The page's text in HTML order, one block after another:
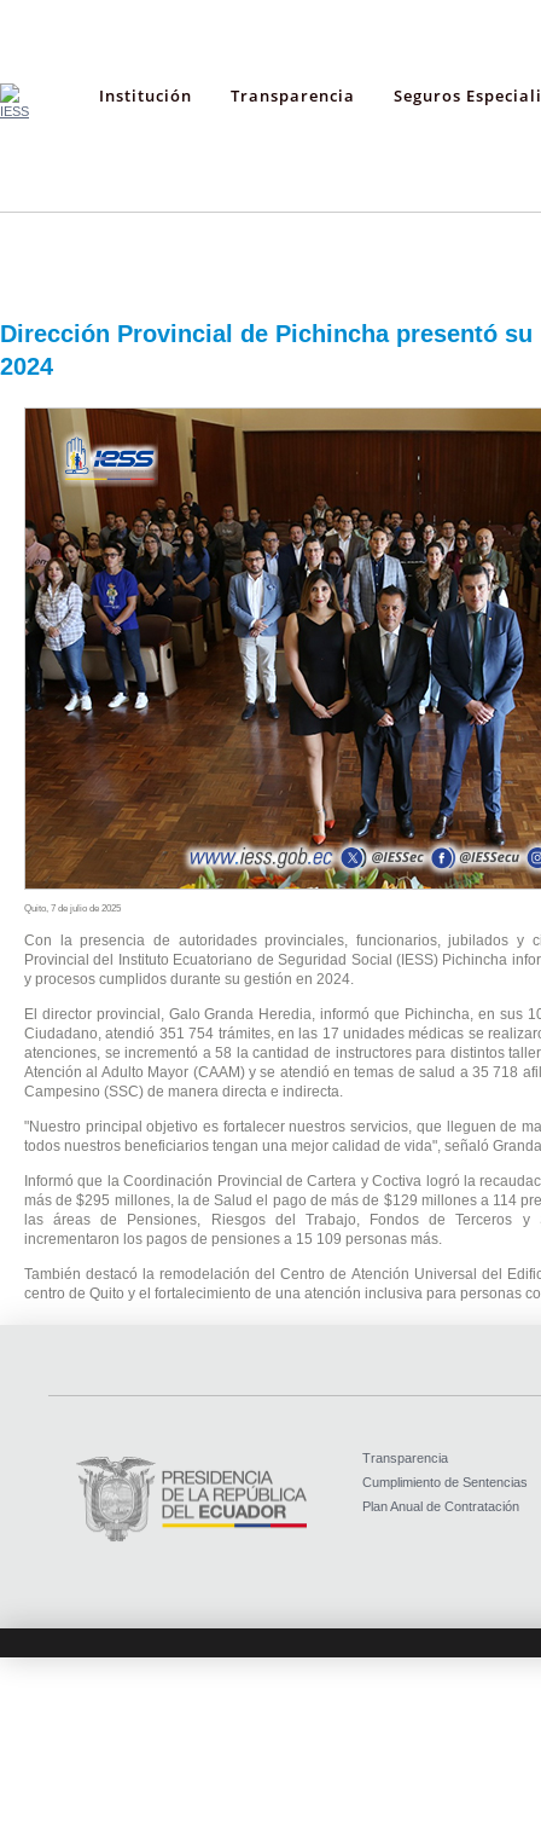
Institución Transparencia Seguros
Dirección Provincial de Pichincha presentó su
2024
Quito, 7 de julio de 2025
Con la presencia de autoridades provinciales, funcionarios, jubilados y
Provincial del Instituto Ecuatoriano de Seguridad Social (IESS) Pichincha
y procesos cumplidos durante su gestión en 2024.
El director provincial, Galo Granda Heredia, informó que Pichincha, en sus
Ciudadano, atendió 351 754 trámites, en las 17 unidades médicas se
atenciones, se incrementó a 58 la cantidad de instructores para distintos
Atención al Adulto Mayor (CAAM) y se atendió en temas de salud a 35 718
Campesino (SSC) de manera directa e indirecta.
"Nuestro principal objetivo es fortalecer nuestros servicios, que lleguen de
todos nuestros beneficiarios tengan una mejor calidad de vida", señaló
Informó que la Coordinación Provincial de Cartera y Coctiva logró la
más de $295 millones, la de Salud el pago de más de $129 millones a 114
las áreas de Pensiones, Riesgos del Trabajo, Fondos de Terceros y
incrementaron los pagos de pensiones a 15 109 personas más.
También destacó la remodelación del Centro de Atención Universal del
centro de Quito y el fortalecimiento de una atención inclusiva para personas
Transparencia
Cumplimiento de Sentencias
Plan Anual de Contratación